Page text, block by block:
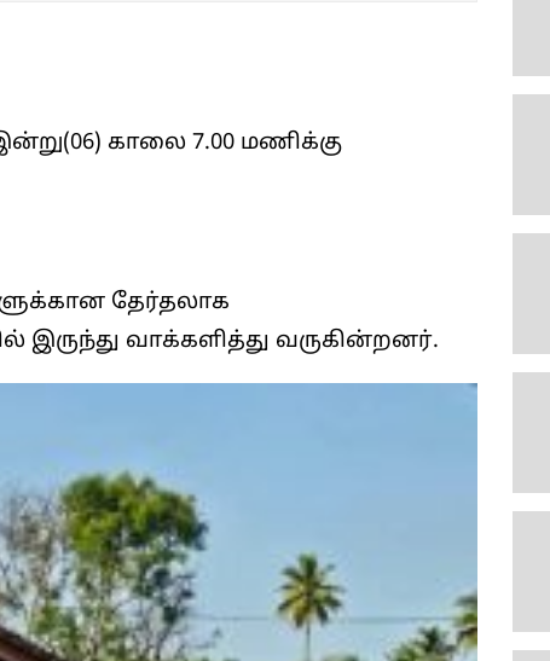
காலை 7.00 மணிக்கு
தேர்தலாக
வாக்களித்து வருகின்றனர்.